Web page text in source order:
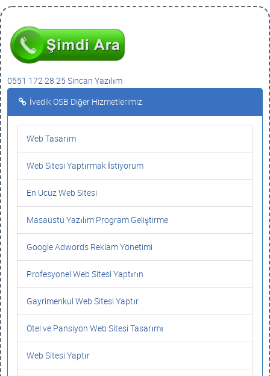
0551 172 28 25 Sincan Yazılım
İvedik OSB Diğer Hizmetlerimiz
Web Tasarım
Web Sitesi Yaptırmak İstiyorum
En Ucuz Web Sitesi
Masaüstü Yazılım Program Geliştirme
Google Adwords Reklam Yönetimi
Profesyonel Web Sitesi Yaptırın
Gayrimenkul Web Sitesi Yaptır
Otel ve Pansiyon Web Sitesi Tasarımı
Web Sitesi Yaptır